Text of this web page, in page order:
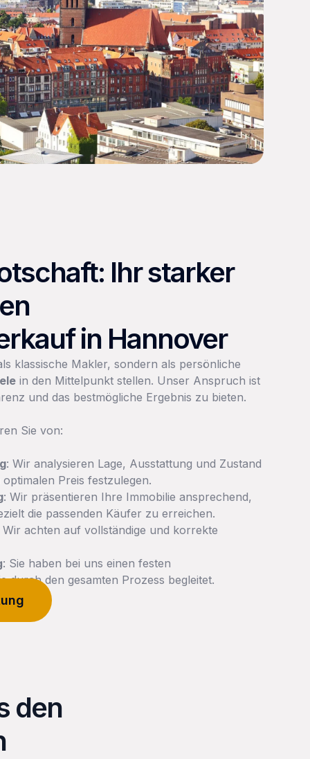
Vielen Dank!
Ihr starker
in Hannover
klassische Makler, sondern als persönliche
in den Mittelpunkt stellen. Unser Anspruch ist
und das bestmögliche Ergebnis zu bieten.
Sie von:
: Wir analysieren Lage, Ausstattung und Zustand
Preis festzulegen.
: Wir präsentieren Ihre Immobilie ansprechend,
die passenden Käufer zu erreichen.
Wir achten auf vollständige und korrekte
: Sie haben bei uns einen festen
durch den gesamten Prozess begleitet.
den